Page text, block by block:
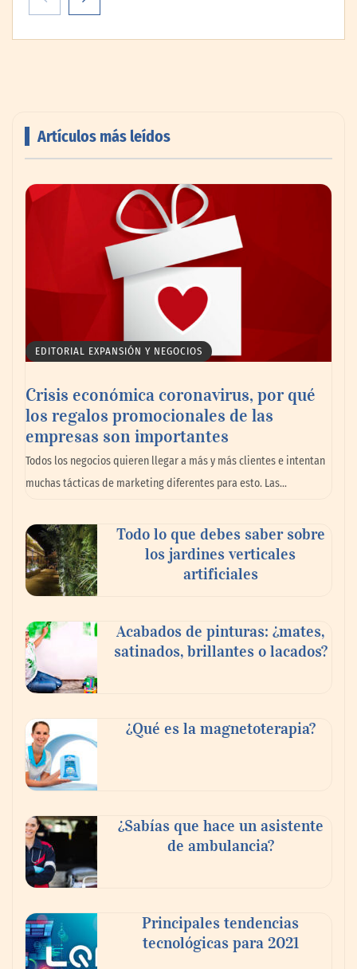
la compra de boletos con una experiencia
de pago rápida y segura
MBF Construcciones refuerza su presencia
digital con una nueva web de reformas en
Madrid
Danfoss adelanta cinco años su objetivo
climático y reduce sus emisiones en un 51
%
La banca debe modernizar sus sistemas
core sin perder décadas de conocimiento
de negocio: Minsait
Artículos más leídos
EDITORIAL EXPANSIÓN Y NEGOCIOS
Crisis económica coronavirus, por qué
los regalos promocionales de las
empresas son importantes
Todos los negocios quieren llegar a más y más clientes e intentan
muchas tácticas de marketing diferentes para esto. Las…
Todo lo que debes saber sobre
los jardines verticales
artificiales
Acabados de pinturas: ¿mates,
satinados, brillantes o lacados?
¿Qué es la magnetoterapia?
¿Sabías que hace un asistente
de ambulancia?
Principales tendencias
tecnológicas para 2021